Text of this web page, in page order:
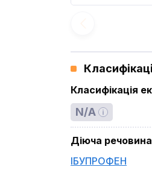
Класифікація
N/A
Діюча речовина
ІБУПРОФЕН